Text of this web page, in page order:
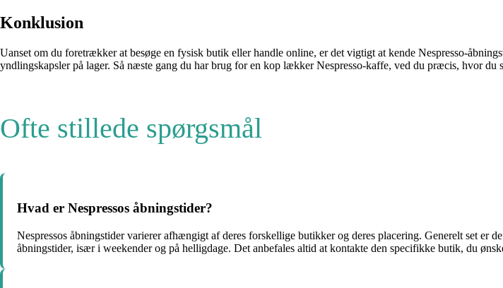
Konklusion
Uanset om du foretrækker at besøge en fysisk butik eller handle online, er det vigtigt at kende Nespresso-
yndlingskapsler på lager. Så næste gang du har brug for en kop lækker Nespresso-kaffe, ved du præcis, hvor du
Ofte stillede spørgsmål
Hvad er Nespressos åbningstider?
Nespressos åbningstider varierer afhængigt af deres forskellige butikker og deres placering. Generelt set
åbningstider, især i weekender og på helligdage. Det anbefales altid at kontakte den specifikke butik, du